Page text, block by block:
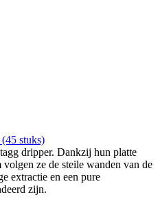
stuks)
dripper. Dankzij hun platte
ze de steile wanden van de
extractie en een pure
zijn.